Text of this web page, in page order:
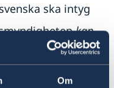
Om
ska intyg
kan
om att barnet
land där